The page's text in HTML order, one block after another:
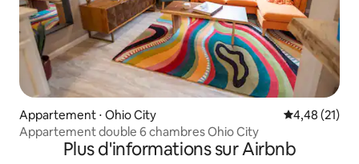
Appartement ⋅ Ohio City Évaluation
4,48 (21)
Appartement double 6 chambres Ohio City
Plus d'informations sur Airbnb